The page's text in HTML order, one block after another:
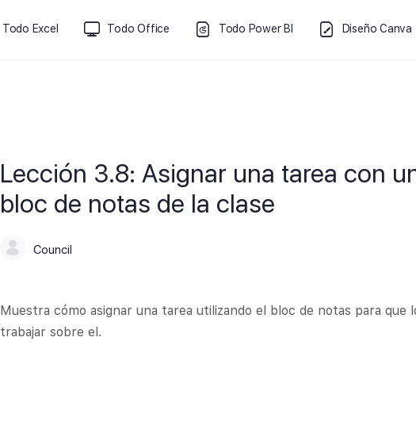
Todo Excel Todo Office Todo Power BI Diseño Canva
Lección 3.8: Asignar una tarea con
bloc de notas de la clase
Council
Muestra cómo asignar una tarea utilizando el bloc de notas para que
trabajar sobre el.